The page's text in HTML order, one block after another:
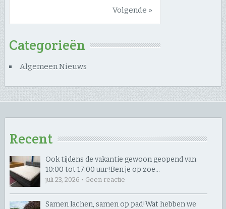
Volgende »
Categorieën
Algemeen Nieuws
Recent
Ook tijdens de vakantie gewoon geopend van
10:00 tot 17:00 uur! ​Ben je op zoe…
juli 23, 2026 • Geen reactie
Samen lachen, samen op pad! ​Wat hebben we